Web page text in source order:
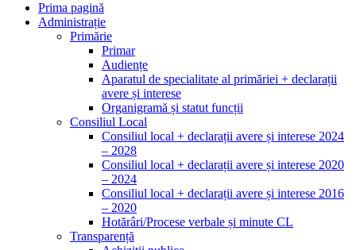
Prima pagină
Administrație
Primărie
Primar
Audiențe
Aparatul de specialitate al primăriei + declarații
avere și interese
Organigramă și statut funcții
Consiliul Local
Consiliul local + declarații avere și interese 2024
– 2028
Consiliul local + declarații avere și interese 2020
– 2024
Consiliul local + declarații avere și interese 2016
– 2020
Hotărâri/Procese verbale și minute CL
Transparență